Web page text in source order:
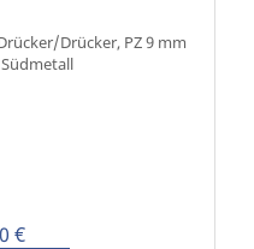
Drücker, PZ 9 mm
€